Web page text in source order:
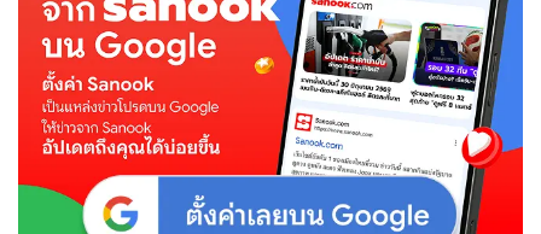
เป็น
สาว
แสน
จริงๆ